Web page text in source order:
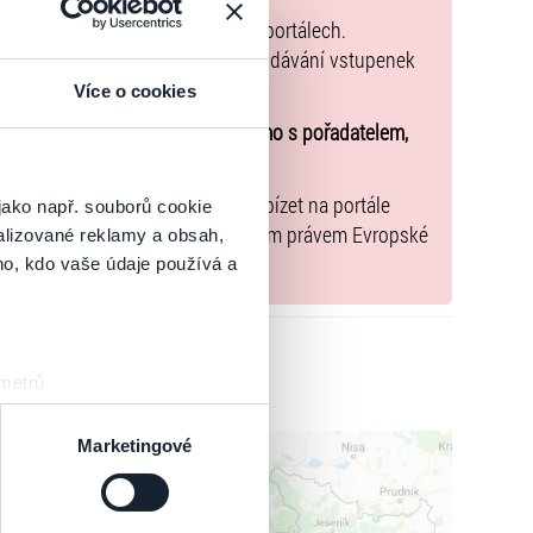
Více o cookies
např. souborů cookie
reklamy a obsah,
kdo vaše údaje používá a
prstu)
. Svůj souhlas
Marketingové
na přeprodejních portálech.
a tento způsob přeprodávání vstupenek
o účasti na akci uzavíráte přímo s pořadatelem,
EU 2022/2065 zavázal nabízet na portále
jež jsou v souladu s použitelným právem Evropské